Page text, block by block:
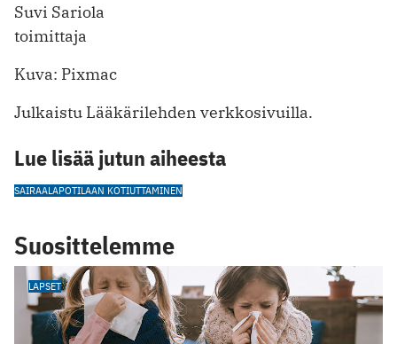
Suvi Sariola
toimittaja
Kuva: Pixmac
Julkaistu Lääkärilehden verkkosivuilla.
Lue lisää jutun aiheesta
SAIRAALAPOTILAAN KOTIUTTAMINEN
Suosittelemme
LAPSET